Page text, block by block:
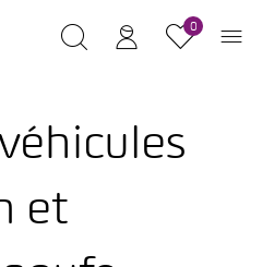
0
et